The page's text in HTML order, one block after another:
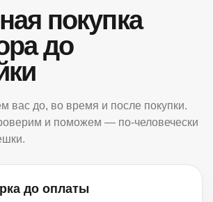
покупка
до
вас до, во время и после покупки.
и поможем — по-человечески
до оплаты